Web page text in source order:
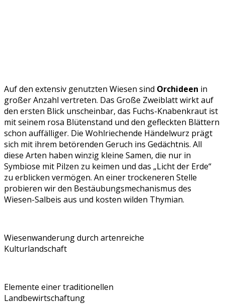
Auf den extensiv genutzten Wiesen sind Orchideen in
großer Anzahl vertreten. Das Große Zweiblatt wirkt auf
den ersten Blick unscheinbar, das Fuchs-Knabenkraut ist
mit seinem rosa Blütenstand und den gefleckten Blättern
schon auffälliger. Die Wohlriechende Händelwurz prägt
sich mit ihrem betörenden Geruch ins Gedächtnis. All
diese Arten haben winzig kleine Samen, die nur in
Symbiose mit Pilzen zu keimen und das „Licht der Erde“
zu erblicken vermögen. An einer trockeneren Stelle
probieren wir den Bestäubungsmechanismus des
Wiesen-Salbeis aus und kosten wilden Thymian.
Wiesenwanderung durch artenreiche
Kulturlandschaft
Elemente einer traditionellen
Landbewirtschaftung